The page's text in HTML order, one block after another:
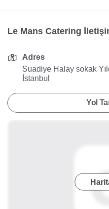
Le Mans Catering
Adres
Suadiye Halay sokak
İstanbul
Yol